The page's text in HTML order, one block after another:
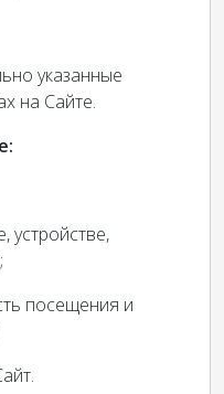
указанные
на Сайте.
устройстве,
посещения и